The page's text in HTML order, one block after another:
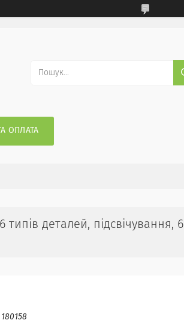
ОПЛАТА
типів деталей, підсвічування, 6
180158